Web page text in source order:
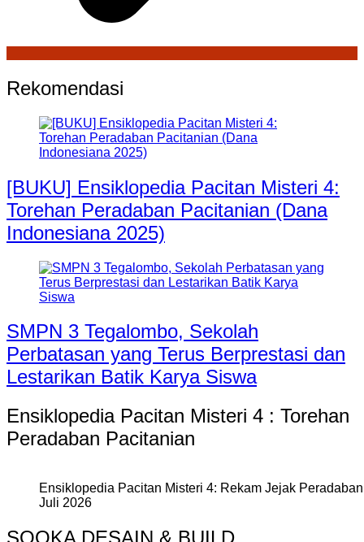
Rekomendasi
[BUKU] Ensiklopedia Pacitan Misteri 4:
Torehan Peradaban Pacitanian (Dana
Indonesiana 2025)
SMPN 3 Tegalombo, Sekolah
Perbatasan yang Terus Berprestasi dan
Lestarikan Batik Karya Siswa
Ensiklopedia Pacitan Misteri 4 : Torehan
Peradaban Pacitanian
Ensiklopedia Pacitan Misteri 4: Rekam Jejak
Juli 2026